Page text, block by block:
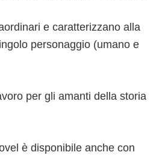
e caratterizzano alla
personaggio (umano e
per gli amanti della storia
è disponibile anche con